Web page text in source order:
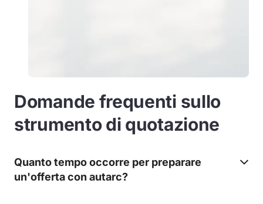
Domande frequenti sullo
strumento di quotazione
Quanto tempo occorre per preparare
un'offerta con autarc?